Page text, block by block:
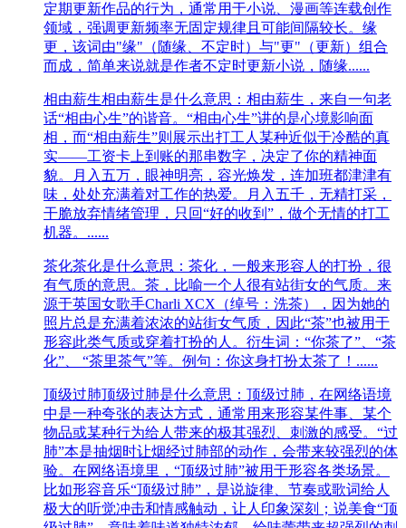
定期更新作品的行为‌，通常用于小说、漫画等连载创作
领域，强调更新频率无固定规律且可能间隔较长。‌‌缘
更，该词由"缘"（随缘、不定时）与"更"（更新）组合
而成，简单来说就是作者​不定时更新小说，随缘......
相由薪生相由薪生是什么意思：相由薪生，来自一句老
话“相由心生”的谐音。“相由心生”讲的是心境影响面
相，而“相由薪生”则展示出打工人某种近似于冷酷的真
实——工资卡上到账的那串数字，决定了你的精神面
貌。月入五万，眼神明亮，容光焕发，连加班都津津有
味，处处充满着对工作的热爱。月入五千，无精打采，
干脆放弃情绪管理，只回“好的收到”，做个无情的打工
机器。......
茶化茶化是什么意思：茶化，一般来形容人的打扮，很
有气质的意思。茶，比喻一个人很有站街女的气质。来
源于英国女歌手Charli XCX（绰号：洗茶），因为她的
照片总是充满着浓浓的站街女气质，因此“茶”也被用于
形容此类气质或穿着打扮的人。衍生词：“你茶了”、“茶
化”、 “茶里茶气”等。例句：你这身打扮太茶了！......
顶级过肺顶级过肺是什么意思：顶级过肺，在网络语境
中是一种夸张的表达方式，通常用来形容某件事、某个
物品或某种行为给人带来的极其强烈、刺激的感受。“过
肺”本是抽烟时让烟经过肺部的动作，会带来较强烈的体
验。在网络语境里，“顶级过肺”被用于形容各类场景。
比如形容音乐“顶级过肺”，是说旋律、节奏或歌词给人
极大的听觉冲击和情感触动，让人印象深刻；说美食“顶